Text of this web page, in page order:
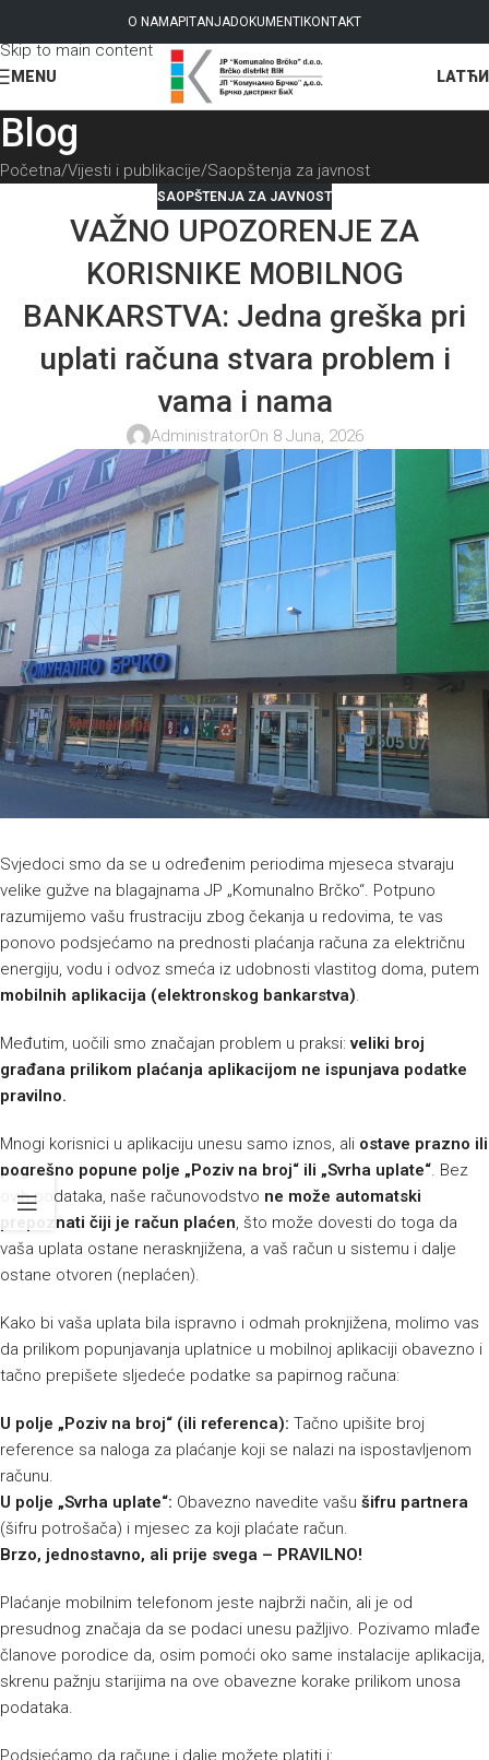
Skip to navigation
Skip to main content
O NAMAPITANJADOKUMENTI KONTAKT
MENU LAT
Blog
Početna Vijesti i publikacije Saopštenja za javnost
SAOPŠTENJA ZA JAVNOST
VAŽNO UPOZORENJE ZA
KORISNIKE MOBILNOG
BANKARSTVA: Jedna greška pri
uplati računa stvara problem i
vama i nama
AdministratorOn 8 Juna, 2026
Svjedoci smo da se u određenim periodima mjeseca stvaraju
velike gužve na blagajnama JP „Komunalno Brčko“. Potpuno
razumijemo vašu frustraciju zbog čekanja u redovima, te vas
ponovo podsjećamo na prednosti plaćanja računa za električnu
energiju, vodu i odvoz smeća iz udobnosti vlastitog doma, putem
mobilnih aplikacija (elektronskog bankarstva).
Međutim, uočili smo značajan problem u praksi:veliki broj
građana prilikom plaćanja aplikacijom ne ispunjava podatke
pravilno.
Mnogi korisnici u aplikaciju unesu samo iznos, ali ostave prazno ili
pogrešno popune polje „Poziv na broj“ ili „Svrha uplate“. Bez
ovih podataka, naše računovodstvo ne može automatski
prepoznati čiji je račun plaćen, što može dovesti do toga da
vaša uplata ostane nerasknjižena, a vaš račun u sistemu i dalje
ostane otvoren (neplaćen).
Kako bi vaša uplata bila ispravno i odmah proknjižena, molimo vas
da prilikom popunjavanja uplatnice u mobilnoj aplikaciji obavezno i
tačno prepišete sljedeće podatke sa papirnog računa:
U polje „Poziv na broj“ (ili referenca): Tačno upišite broj
reference sa naloga za plaćanje koji se nalazi na ispostavljenom
računu.
U polje „Svrha uplate“: Obavezno navedite vašu šifru partnera
(šifru potrošača) i mjesec za koji plaćate račun.
Brzo, jednostavno, ali prije svega – PRAVILNO!
Plaćanje mobilnim telefonom jeste najbrži način, ali je od
presudnog značaja da se podaci unesu pažljivo. Pozivamo mlađe
članove porodice da, osim pomoći oko same instalacije aplikacija,
skrenu pažnju starijima na ove obavezne korake prilikom unosa
podataka.
Podsjećamo da račune i dalje možete platiti i: